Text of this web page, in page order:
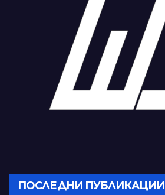
ПОСЛЕДНИ ПУБЛИКАЦИИ